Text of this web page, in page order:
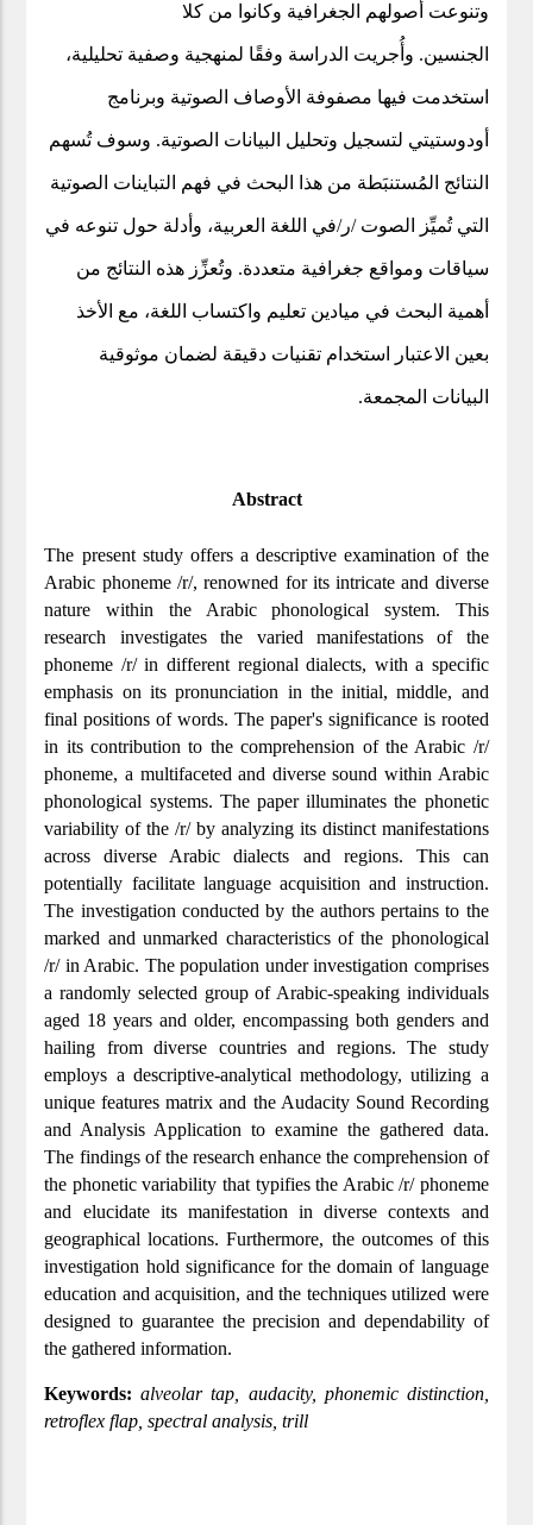
وتنوعت أصولهم الجغرافية وكانوا من كلا
الجنسين. وأُجريت الدراسة وفقًا لمنهجية وصفية تحليلية،
استخدمت فيها مصفوفة الأوصاف الصوتية وبرنامج
أودوستيتي لتسجيل وتحليل البيانات الصوتية. وسوف تُسهم
النتائج المُستنبَطة من هذا البحث في فهم التباينات الصوتية
التي تُميِّز الصوت /ر/في اللغة العربية، وأدلة حول تنوعه في
سياقات ومواقع جغرافية متعددة. وتُعزِّز هذه النتائج من
أهمية البحث في ميادين تعليم واكتساب اللغة، مع الأخذ
بعين الاعتبار استخدام تقنيات دقيقة لضمان موثوقية
البيانات المجمعة.
Abstract
The present study offers a descriptive examination of the
Arabic phoneme /r/, renowned for its intricate and diverse
nature within the Arabic phonological system. This
research investigates the varied manifestations of the
phoneme /r/ in different regional dialects, with a specific
emphasis on its pronunciation in the initial, middle, and
final positions of words. The paper's significance is rooted
in its contribution to the comprehension of the Arabic /r/
phoneme, a multifaceted and diverse sound within Arabic
phonological systems. The paper illuminates the phonetic
variability of the /r/ by analyzing its distinct manifestations
across diverse Arabic dialects and regions. This can
potentially facilitate language acquisition and instruction.
The investigation conducted by the authors pertains to the
marked and unmarked characteristics of the phonological
/r/ in Arabic. The population under investigation comprises
a randomly selected group of Arabic-speaking individuals
aged 18 years and older, encompassing both genders and
hailing from diverse countries and regions. The study
employs a descriptive-analytical methodology, utilizing a
unique features matrix and the Audacity Sound Recording
and Analysis Application to examine the gathered data.
The findings of the research enhance the comprehension of
the phonetic variability that typifies the Arabic /r/ phoneme
and elucidate its manifestation in diverse contexts and
geographical locations. Furthermore, the outcomes of this
investigation hold significance for the domain of language
education and acquisition, and the techniques utilized were
designed to guarantee the precision and dependability of
the gathered information.
Keywords: alveolar tap, audacity, phonemic distinction,
retroflex flap, spectral analysis, trill